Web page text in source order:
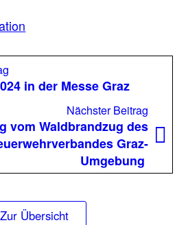
Beitrag:
in der Messe Graz
Nächster Beitrag
vom Waldbrandzug des
Graz-
Umgebung
Zur Übersicht